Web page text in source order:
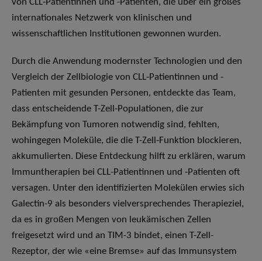
internationales Netzwerk von klinischen und
wissenschaftlichen Institutionen gewonnen wurden.
Durch die Anwendung modernster Technologien und den
Vergleich der Zellbiologie von CLL-Patientinnen und -
Patienten mit gesunden Personen, entdeckte das Team,
dass entscheidende T-Zell-Populationen, die zur
Bekämpfung von Tumoren notwendig sind, fehlten,
wohingegen Moleküle, die die T-Zell-Funktion blockieren,
akkumulierten. Diese Entdeckung hilft zu erklären, warum
Immuntherapien bei CLL-Patientinnen und -Patienten oft
versagen. Unter den identifizierten Molekülen erwies sich
Galectin-9 als besonders vielversprechendes Therapieziel,
da es in großen Mengen von leukämischen Zellen
freigesetzt wird und an TIM-3 bindet, einen T-Zell-
Rezeptor, der wie «eine Bremse» auf das Immunsystem